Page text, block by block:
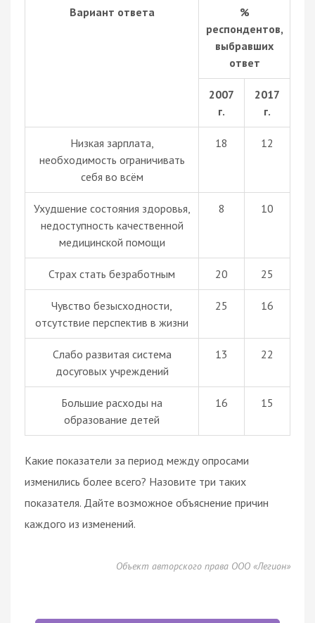
Вариант ответа
%
респондентов,
выбравших
ответ
2007
г.
2017
г.
Низкая зарплата,
необходимость ограничивать
себя во всём
18 12
Ухудшение состояния здоровья,
недоступность качественной
медицинской помощи
8 10
Страх стать безработным 20 25
Чувство безысходности,
отсутствие перспектив в жизни
25 16
Слабо развитая система
досуговых учреждений
13 22
Большие расходы на
образование детей
16 15
Какие показатели за период между опросами
изменились более всего? Назовите три таких
показателя. Дайте возможное объяснение причин
каждого из изменений.
Объект авторского права ООО «Легион»